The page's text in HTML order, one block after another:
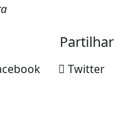
Partilhar
Twitter